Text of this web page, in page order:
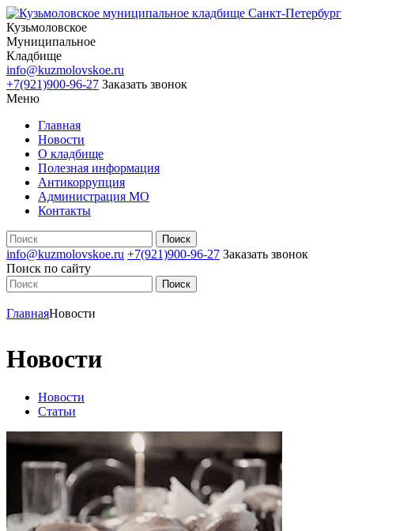
Кузьмоловское
Муниципальное
Кладбище
info@kuzmolovskoe.ru
+7(921)900-96-27 Заказать звонок
Меню
Главная
Новости
О кладбище
Полезная информация
Антикоррупция
Администрация МО
Контакты
info@kuzmolovskoe.ru +7(921)900-96-27 Заказать звонок
Поиск по сайту
ГлавнаяНовости
Новости
Новости
Статьи